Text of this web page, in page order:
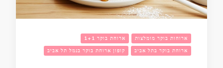
ארוחות בוקר מומלצות
ארוחת בוקר 1+1
ארוחת בוקר בתל אביב
קופון ארוחת בוקר בנמל תל אביב